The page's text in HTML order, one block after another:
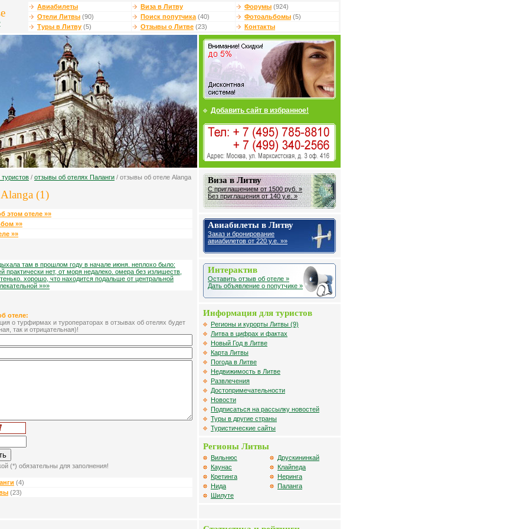
Авиабилеты Виза в Литву Форумы (924)
Отели Литвы (90) Поиск попутчика (40) Фотоальбомы (5)
Туры в Литву (5) Отзывы о Литве (23) Контакты
Добавить сайт в избранное!
/ отзывы об отелях Паланги / отзывы об отеле Alanga
(1)
этом отеле »»
»»
»»
там в прошлом году в начале июня. неплохо было:
практически нет, от моря недалеко. омера без излишеств,
хорошо, что находится подальше от центральной
»»»
отеле:
о турфирмах и туроператорах в отзывах об отелях будет
так и отрицательная)!
(*) обязательны для заполнения!
(4)
(23)
Виза в Литву
С приглашением от 1500 руб. »
Без приглашения от 140 у.е. »
Авиабилеты в Литву
Заказ и бронирование
авиабилетов от 220 у.е. »»
Интерактив
Оставить отзыв об отеле »
Дать объявление о попутчике »
Информация для туристов
Регионы и курорты Литвы (9)
Литва в цифрах и фактах
Новый Год в Литве
Карта Литвы
Погода в Литве
Недвижимость в Литве
Развлечения
Достопримечательности
Новости
Подписаться на рассылку новостей
Туры в другие страны
Туристические сайты
Регионы Литвы
Вильнюс
Каунас
Кретинга
Нида
Шилуте
Друскининкай
Клайпеда
Неринга
Паланга